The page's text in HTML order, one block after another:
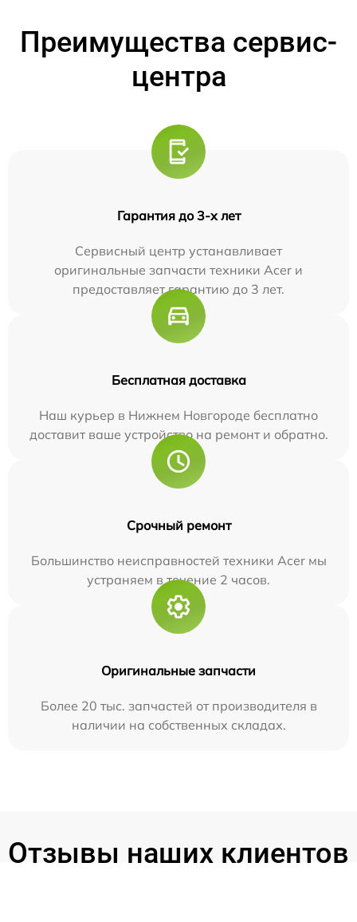
Преимущества сервис-
центра
Гарантия до 3-х лет
Сервисный центр устанавливает
оригинальные запчасти техники Acer и
предоставляет гарантию до 3 лет.
Бесплатная доставка
Наш курьер в Нижнем Новгороде бесплатно
доставит ваше устройство на ремонт и обратно.
Срочный ремонт
Большинство неисправностей техники Acer мы
устраняем в течение 2 часов.
Оригинальные запчасти
Более 20 тыс. запчастей от производителя в
наличии на собственных складах.
Отзывы наших клиентов